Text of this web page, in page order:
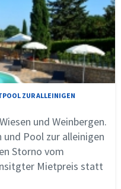
ZUR ALLEINIGEN
und Weinbergen.
Pool zur alleinigen
Storno vom
Mietpreis statt